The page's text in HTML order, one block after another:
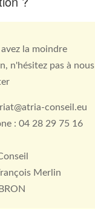
la moindre
n'hésitez pas à nous
conseil.eu
: 04 28 29 75 16
Merlin